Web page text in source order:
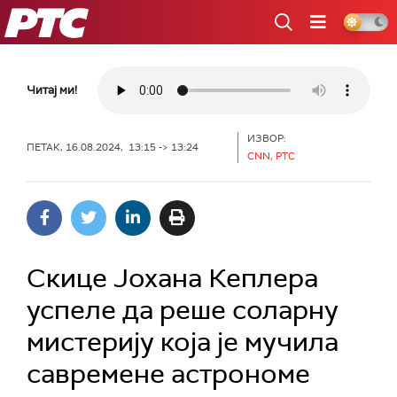
РТС
Читај ми!
ПЕТАК, 16.08.2024, 13:15 -> 13:24
ИЗВОР:
CNN, РТС
Скице Јохана Кеплера
успеле да реше соларну
мистерију која је мучила
савремене астрономе